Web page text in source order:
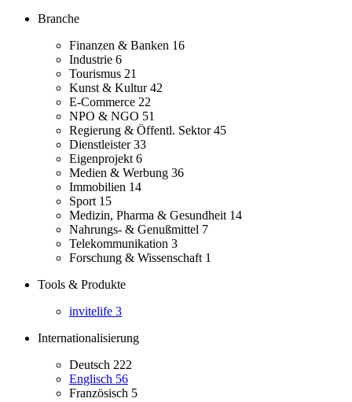
Branche
Finanzen & Banken 16
Industrie 6
Tourismus 21
Kunst & Kultur42
E-Commerce 22
NPO & NGO 51
Regierung & Öffentl. Sektor45
Dienstleister33
Eigenprojekt 6
Medien & Werbung 36
Immobilien 14
Sport 15
Medizin, Pharma & Gesundheit 14
Nahrungs- & Genußmittel 7
Telekommunikation 3
Forschung & Wissenschaft 1
Tools & Produkte
invitelife 3
Internationalisierung
Deutsch 222
Englisch 56
Französisch 5